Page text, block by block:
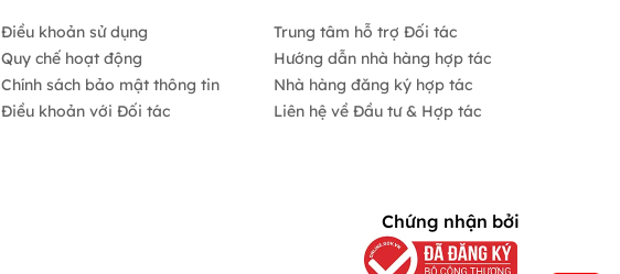
Điều khoản sử dụng
Quy chế hoạt động
Chính sách bảo mật thông tin
Điều khoản với Đối tác
Trung tâm hỗ trợ Đối tác
Hướng dẫn nhà hàng hợp tác
Nhà hàng đăng ký hợp tác
Liên hệ về Đầu tư & Hợp tác
Chứng nhận bởi